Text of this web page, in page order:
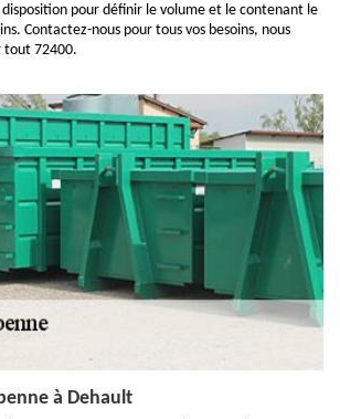
pour définir le volume et le contenant le
Contactez-nous pour tous vos besoins, nous
tout 72400.
à Dehault